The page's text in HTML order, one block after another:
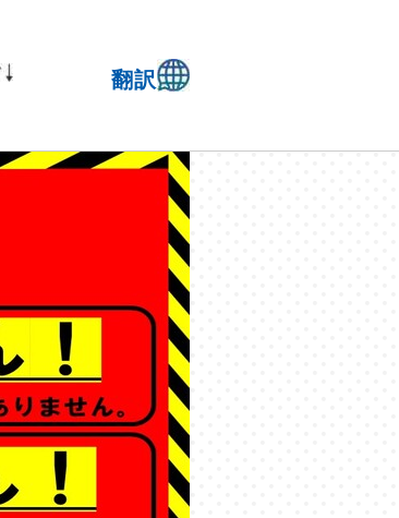
翻訳